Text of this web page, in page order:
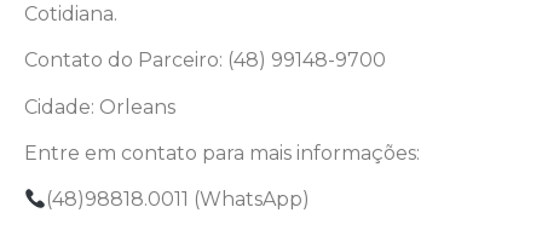
Cotidiana.
Contato do Parceiro: (48) 99148-9700
Cidade: Orleans
Entre em contato para mais informações:
(48)98818.0011 (WhatsApp)